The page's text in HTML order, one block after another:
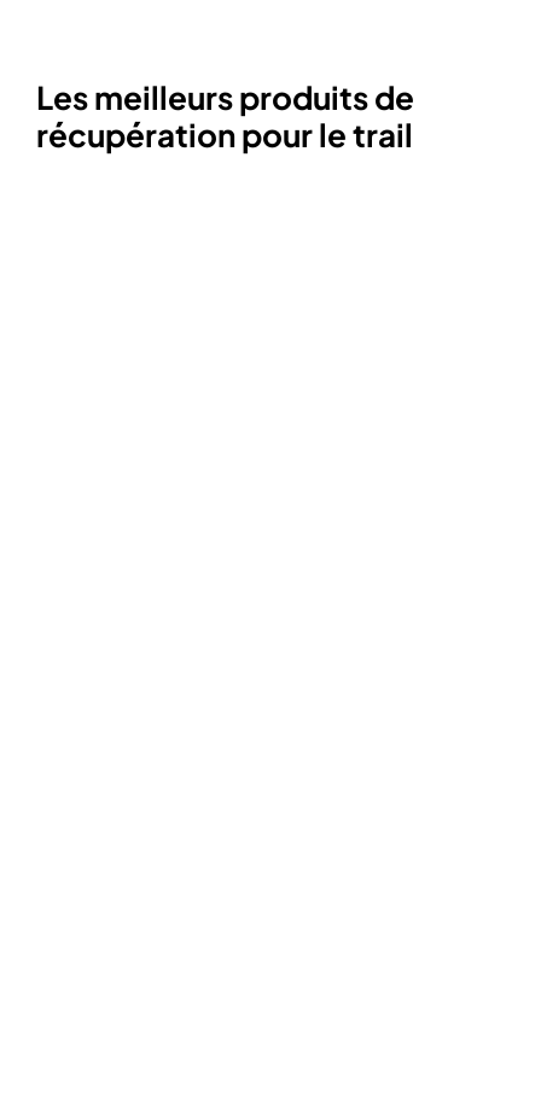
Les meilleurs produits de
récupération pour le trail